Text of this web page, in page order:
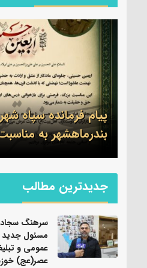
پیام فرمانده سپاه
بندرماهشهر به
جدیدترین مطالب
سرهنگ سجاد
مسئول جدید
عمومی و
عصر(عج)